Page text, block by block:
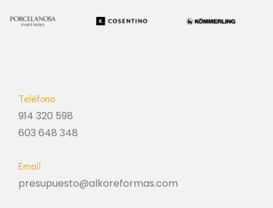
Teléfono
914 320 598
603 648 348
Email
presupuesto@alkoreformas.com